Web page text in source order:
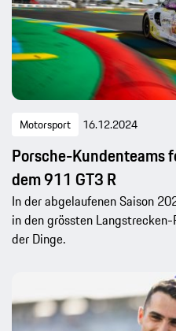
Motorsport 16.12.2024
Porsche-Kundenteams
dem 911 GT3 R
In der abgelaufenen Saison
in den grössten
der Dinge.